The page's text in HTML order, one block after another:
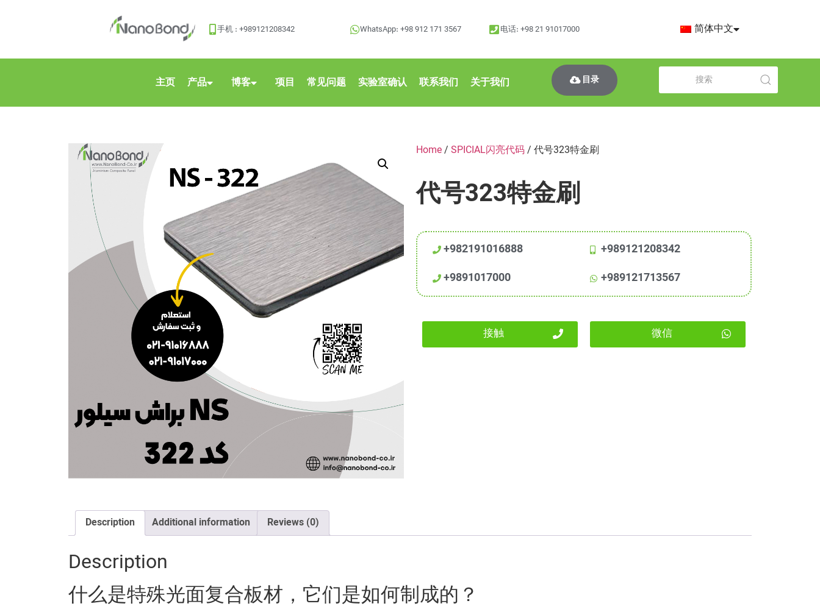
手机 : +989121208342 WhatsApp: +98 912 171 3567 电话: +98 21 91017000 简体中文
主页 产品 博客 项目 常见问题 实验室确认 联系我们 关于我们 目录
Home/SPICIAL闪亮代码/ 代号323特金刷
代号323特金刷
+982191016888
+9891017000
+989121208342
+989121713567
接触 微信
Description Additional information Reviews (0)
Description
什么是特殊光面复合板材，它们是如何制成的？